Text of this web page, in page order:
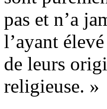
pas et n’a
l’ayant
de leurs
religieuse. »